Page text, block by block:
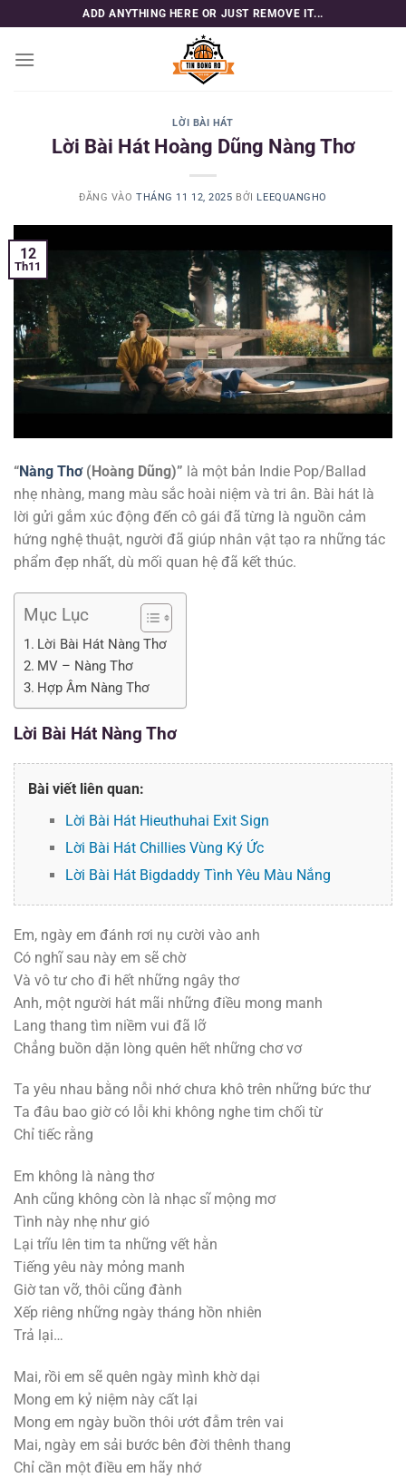
qua
nội
ADD ANYTHING HERE OR JUST REMOVE IT...
LỜI BÀI HÁT
Lời Bài Hát Hoàng Dũng Nàng Thơ
ĐĂNG VÀOTHÁNG 11 12, 2025 BỞI LEEQUANGHO
12
Th11
“Nàng Thơ(Hoàng Dũng)” là một bản Indie Pop/Ballad
nhẹ nhàng, mang màu sắc hoài niệm và tri ân. Bài hát là
lời gửi gắm xúc động đến cô gái đã từng là nguồn cảm
hứng nghệ thuật, người đã giúp nhân vật tạo ra những tác
phẩm đẹp nhất, dù mối quan hệ đã kết thúc.
Mục Lục
Lời Bài Hát Nàng Thơ
MV – Nàng Thơ
Hợp Âm Nàng Thơ
Lời Bài Hát Nàng Thơ
Bài viết liên quan:
Lời Bài Hát Hieuthuhai Exit Sign
Lời Bài Hát Chillies Vùng Ký Ức
Lời Bài Hát Bigdaddy Tình Yêu Màu Nắng
Em, ngày em đánh rơi nụ cười vào anh
Có nghĩ sau này em sẽ chờ
Và vô tư cho đi hết những ngây thơ
Anh, một người hát mãi những điều mong manh
Lang thang tìm niềm vui đã lỡ
Chẳng buồn dặn lòng quên hết những chơ vơ
Ta yêu nhau bằng nỗi nhớ chưa khô trên những bức thư
Ta đâu bao giờ có lỗi khi không nghe tim chối từ
Chỉ tiếc rằng
Em không là nàng thơ
Anh cũng không còn là nhạc sĩ mộng mơ
Tình này nhẹ như gió
Lại trĩu lên tim ta những vết hằn
Tiếng yêu này mỏng manh
Giờ tan vỡ, thôi cũng đành
Xếp riêng những ngày tháng hồn nhiên
Trả lại…
Mai, rồi em sẽ quên ngày mình khờ dại
Mong em kỷ niệm này cất lại
Mong em ngày buồn thôi ướt đẫm trên vai
Mai, ngày em sải bước bên đời thênh thang
Chỉ cần một điều em hãy nhớ